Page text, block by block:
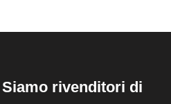
Siamo rivenditori di